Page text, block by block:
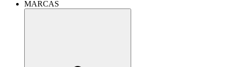
MARCAS